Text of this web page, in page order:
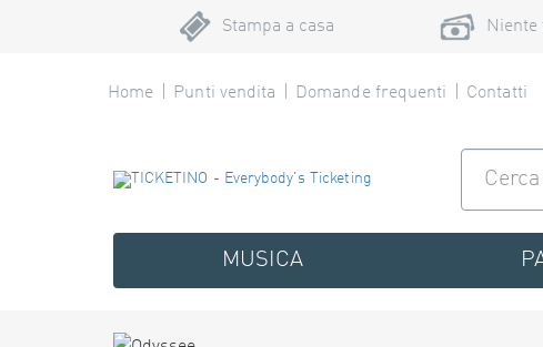
Stampa a casa Niente
Home Punti vendita Domande frequenti Contatti
MUSICA